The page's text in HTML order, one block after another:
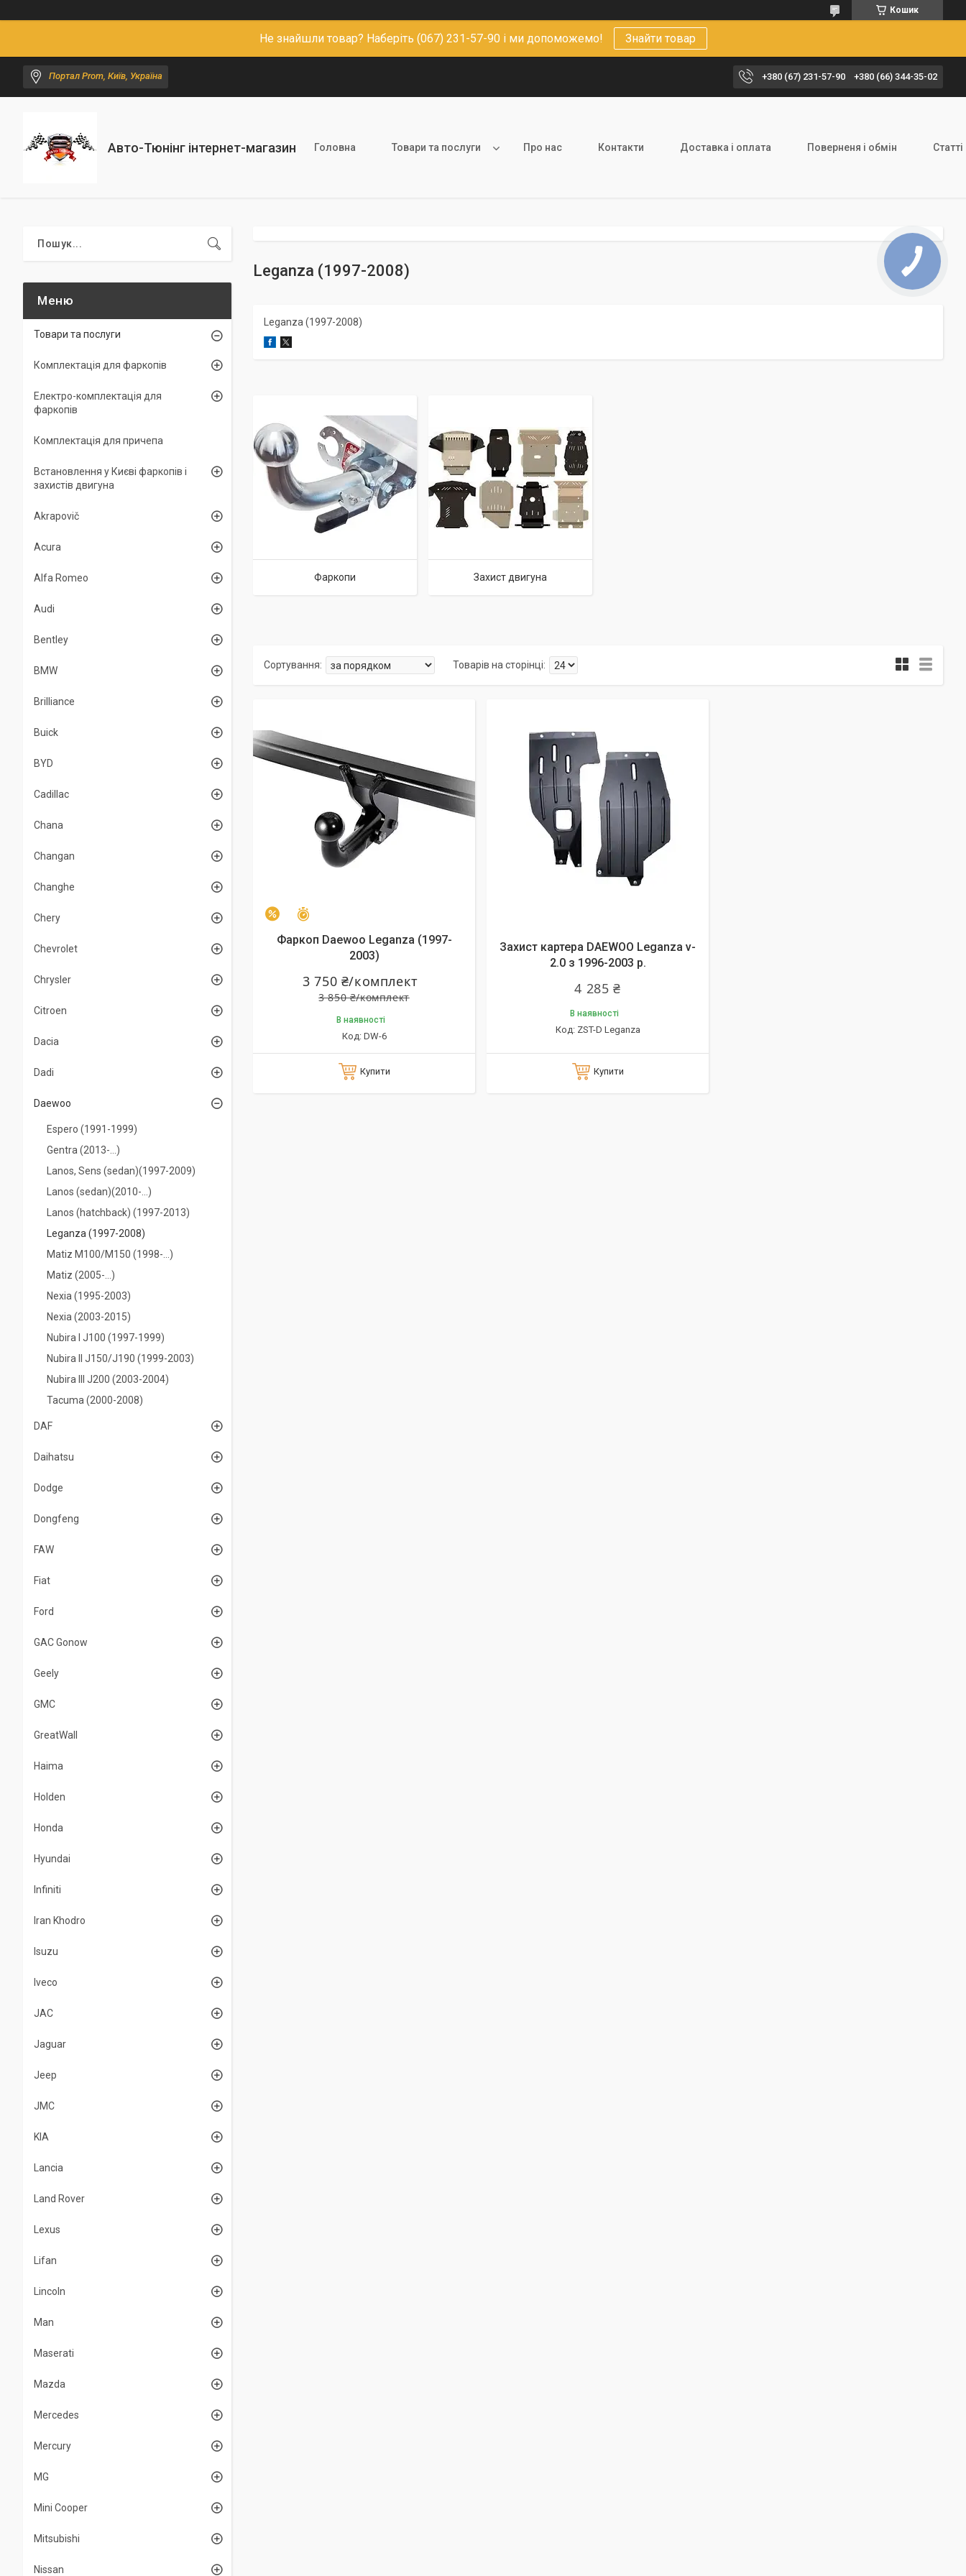
Кошик
Не знайшли товар? Наберіть (067) 231-57-90 і ми допоможемо! Знайти товар
Портал Prom, Київ, Україна +380 (67) 231-57-90 +380 (66) 344-35-02
Авто-Тюнінг інтернет-магазин Головна Товари та послуги Про нас Контакти Доставка і оплата Поверненя і обмін Статті
Leganza (1997-2008)
Leganza (1997-2008)
Фаркопи Захист двигуна
–3%
Фаркоп Daewoo Leganza (1997-
2003)
3 850 ₴/комплект
3 750 ₴/комплект
В наявності
DW-6
Купити
Захист картера DAEWOO Leganza v-
2.0 з 1996-2003 р.
4 285 ₴
В наявності
ZST-D Leganza
Купити
Товари та послуги
Комплектація для фаркопів
Електро-комплектація для
фаркопів
Комплектація для причепа
Встановлення у Києві фаркопів і
захистів двигуна
Akrapovič
Acura
Alfa Romeo
Audi
Bentley
BMW
Brilliance
Buick
BYD
Cadillac
Chana
Changan
Changhe
Chery
Chevrolet
Chrysler
Citroen
Dacia
Dadi
Daewoo
Espero (1991-1999)
Gentra (2013-…)
Lanos, Sens (sedan)(1997-2009)
Lanos (sedan)(2010-…)
Lanos (hatchback) (1997-2013)
Leganza (1997-2008)
Matiz M100/M150 (1998-…)
Matiz (2005-...)
Nexia (1995-2003)
Nexia (2003-2015)
Nubira I J100 (1997-1999)
Nubira II J150/J190 (1999-2003)
Nubira IIІ J200 (2003-2004)
Tacuma (2000-2008)
DAF
Daihatsu
Dodge
Dongfeng
FAW
Fiat
Ford
GAC Gonow
Geely
GMC
GreatWall
Haima
Holden
Honda
Hyundai
Infiniti
Iran Khodro
Isuzu
Iveco
JAC
Jaguar
Jeep
JMC
KIA
Lancia
Land Rover
Lexus
Lifan
Lincoln
Man
Maserati
Mazda
Mercedes
Mercury
MG
Mini Cooper
Mitsubishi
Nissan